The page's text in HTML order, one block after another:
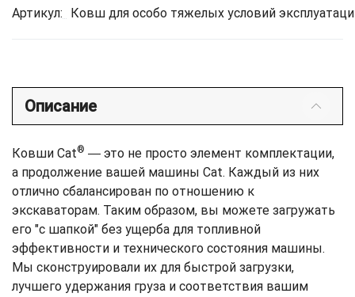
Артикул: Ковш для особо тяжелых условий
Описание
Ковши Cat® ― это не просто элемент комплектации,
а продолжение вашей машины Cat. Каждый из них
отлично сбалансирован по отношению к
экскаваторам. Таким образом, вы можете загружать
его "с шапкой" без ущерба для топливной
эффективности и технического состояния машины.
Мы сконструировали их для быстрой загрузки,
лучшего удержания груза и соответствия вашим